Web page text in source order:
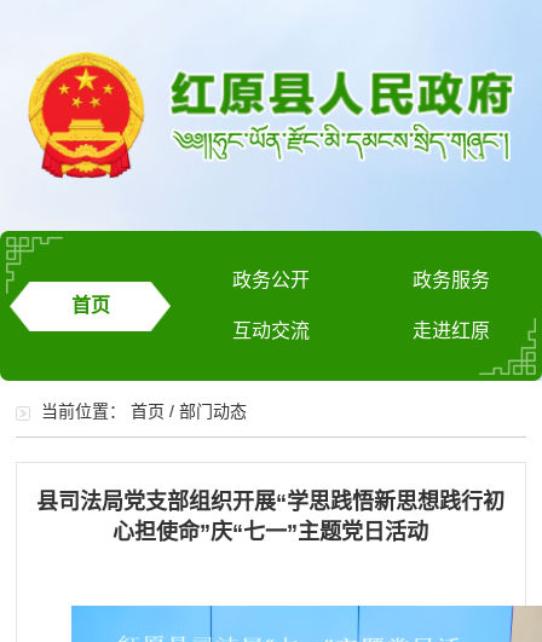
首页
政务公开 政务服务
互动交流 走进红原
当前位置：首页 /部门动态
县司法局党支部组织开展“学思践悟新思想践行初
心担使命”庆“七一”主题党日活动